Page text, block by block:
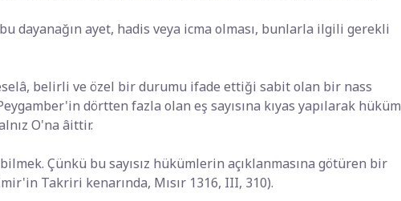
dayanağın ayet, hadis veya icma olması, bunlarla ilgili gerekli
belirli ve özel bir durumu ifade ettiği sabit olan bir nass
dörtten fazla olan eş sayısına kıyas yapılarak hüküm
O'na âittir.
Çünkü bu sayısız hükümlerin açıklanmasına götüren bir
Takriri kenarında, Mısır 1316, III, 310).